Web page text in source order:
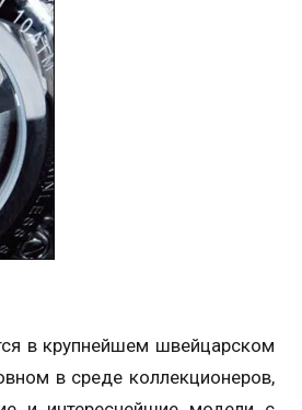
в крупнейшем швейцарском
в среде коллекционеров,